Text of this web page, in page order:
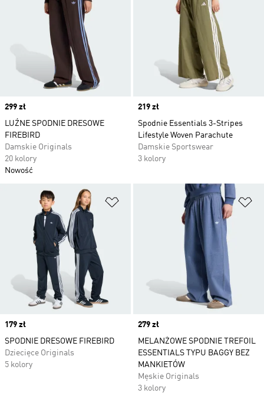
Price
299 zł
LUŹNE SPODNIE DRESOWE
FIREBIRD
Damskie Originals
20 kolory
Nowość
Price
219 zł
Spodnie Essentials 3-Stripes
Lifestyle Woven Parachute
Damskie Sportswear
3 kolory
Dodaj do listy życzeń
Price
179 zł
SPODNIE DRESOWE FIREBIRD
Dziecięce Originals
5 kolory
Price
279 zł
MELANŻOWE SPODNIE TREFOIL
ESSENTIALS TYPU BAGGY BEZ
MANKIETÓW
Męskie Originals
3 kolory